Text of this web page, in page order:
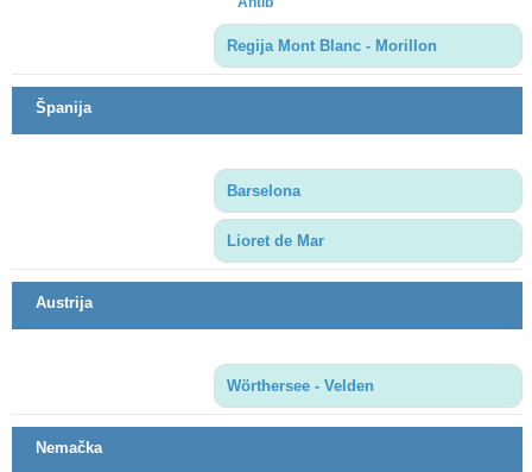
Regija Mont Blanc - Morillon
Španija
Barselona
Lioret de Mar
Austrija
Wörthersee - Velden
Nemačka